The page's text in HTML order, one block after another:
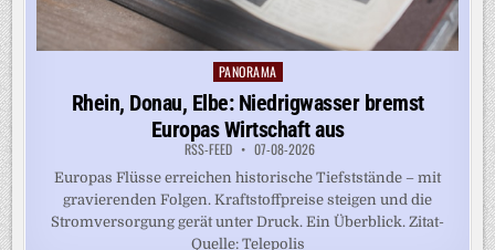
Posted
in
PANORAMA
Rhein, Donau, Elbe: Niedrigwasser bremst
Europas Wirtschaft aus
RSS-FEED 07-08-2026
Europas Flüsse erreichen historische Tiefststände – mit
gravierenden Folgen. Kraftstoffpreise steigen und die
Stromversorgung gerät unter Druck. Ein Überblick. Zitat-
Quelle: Telepolis